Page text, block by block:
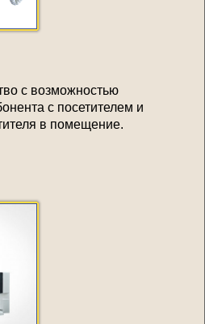
с возможностью
с посетителем и
в помещение.